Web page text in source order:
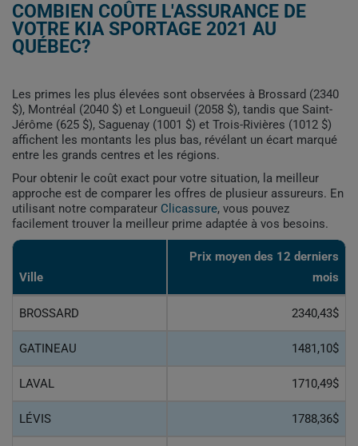
COMBIEN COÛTE L'ASSURANCE DE
VOTRE KIA SPORTAGE 2021 AU
QUÉBEC?
Les primes les plus élevées sont observées à Brossard (2340
$), Montréal (2040 $) et Longueuil (2058 $), tandis que Saint-
Jérôme (625 $), Saguenay (1001 $) et Trois-Rivières (1012 $)
affichent les montants les plus bas, révélant un écart marqué
entre les grands centres et les régions.
Pour obtenir le coût exact pour votre situation, la meilleur
approche est de comparer les offres de plusieur assureurs. En
utilisant notre comparateur Clicassure, vous pouvez
facilement trouver la meilleur prime adaptée à vos besoins.
Ville
Prix ​​moyen des 12 derniers
mois
BROSSARD 2340,43$
GATINEAU 1481,10$
LAVAL 1710,49$
LÉVIS 1788,36$